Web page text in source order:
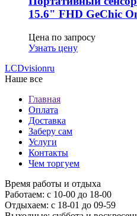
15.6" FHD GeСhic
Цена по запросу
Узнать цену
LCDvisionru
Наше все
Главная
Оплата
Доставка
Заберу сам
Услуги
Контакты
Чем торгуем
Время работы и отдыха
Работаем: с 10-00 до 18-00
Отдыхаем: с 18-01 до 09-59